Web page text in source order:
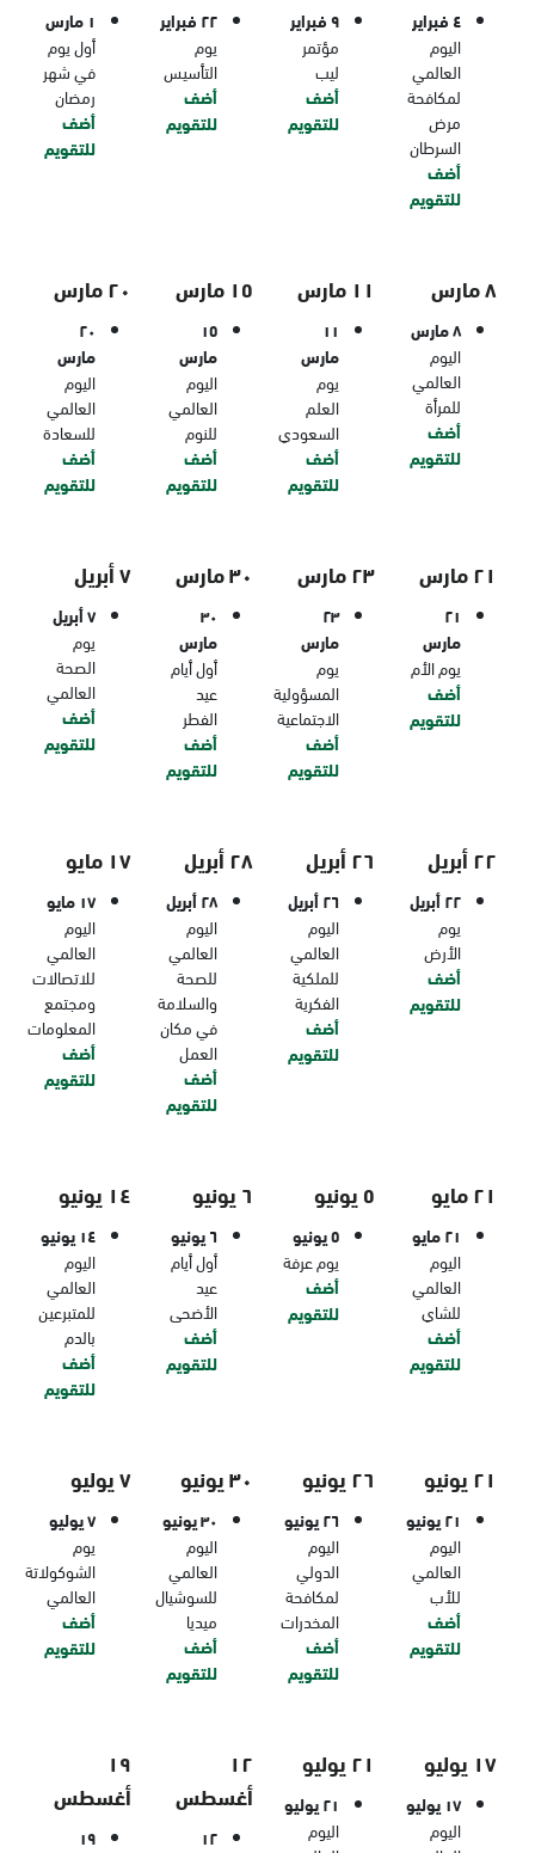
٤ فبراير
اليوم
العالمي
لمكافحة
مرض
السرطان
أضف
للتقويم
٩ فبراير
مؤتمر
ليب
أضف
للتقويم
٢٢ فبراير
يوم
التأسيس
أضف
للتقويم
١ مارس
أول يوم
في شهر
رمضان
أضف
للتقويم
٨ مارس
٨ مارس
اليوم
العالمي
للمرأة
أضف
للتقويم
١١ مارس
١١
مارس
يوم
العلم
السعودي
أضف
للتقويم
١٥ مارس
١٥
مارس
اليوم
العالمي
للنوم
أضف
للتقويم
٢٠ مارس
٢٠
مارس
اليوم
العالمي
للسعادة
أضف
للتقويم
٢١ مارس
٢١
مارس
يوم الأم
أضف
للتقويم
٢٣ مارس
٢٣
مارس
يوم
المسؤولية
الاجتماعية
أضف
للتقويم
٣٠ مارس
٣٠
مارس
أول أيام
عيد
الفطر
أضف
للتقويم
٧ أبريل
٧ أبريل
يوم
الصحة
العالمي
أضف
للتقويم
٢٢ أبريل
٢٢ أبريل
يوم
الأرض
أضف
للتقويم
٢٦ أبريل
٢٦ أبريل
اليوم
العالمي
للملكية
الفكرية
أضف
للتقويم
٢٨ أبريل
٢٨ أبريل
اليوم
العالمي
للصحة
والسلامة
في مكان
العمل
أضف
للتقويم
١٧ مايو
١٧ مايو
اليوم
العالمي
للاتصالات
ومجتمع
المعلومات
أضف
للتقويم
٢١ مايو
٢١ مايو
اليوم
العالمي
للشاي
أضف
للتقويم
٥ يونيو
٥ يونيو
يوم عرفة
أضف
للتقويم
٦ يونيو
٦ يونيو
أول أيام
عيد
الأضحى
أضف
للتقويم
١٤ يونيو
١٤ يونيو
اليوم
العالمي
للمتبرعين
بالدم
أضف
للتقويم
٢١ يونيو
٢١ يونيو
اليوم
العالمي
للأب
أضف
للتقويم
٢٦ يونيو
٢٦ يونيو
اليوم
الدولي
لمكافحة
المخدرات
أضف
للتقويم
٣٠ يونيو
٣٠ يونيو
اليوم
العالمي
للسوشيال
ميديا
أضف
للتقويم
٧ يوليو
٧ يوليو
يوم
الشوكولاتة
العالمي
أضف
للتقويم
١٧ يوليو
١٧ يوليو
اليوم
٢١ يوليو
٢١ يوليو
اليوم
١٢
أغسطس
١٢
١٩
أغسطس
١٩